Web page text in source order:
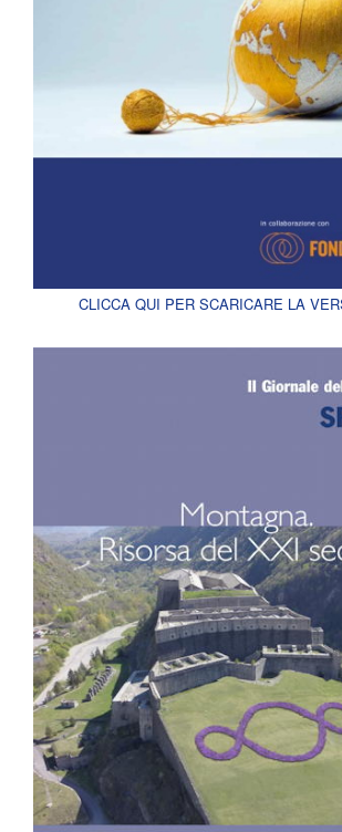
CLICCA QUI PER SCARICARE LA